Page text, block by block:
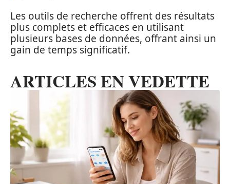
Les outils de recherche offrent des résultats
plus complets et efficaces en utilisant
plusieurs bases de données, offrant ainsi un
gain de temps significatif.
ARTICLES EN VEDETTE